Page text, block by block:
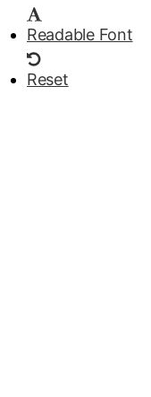
Readable Font
Reset